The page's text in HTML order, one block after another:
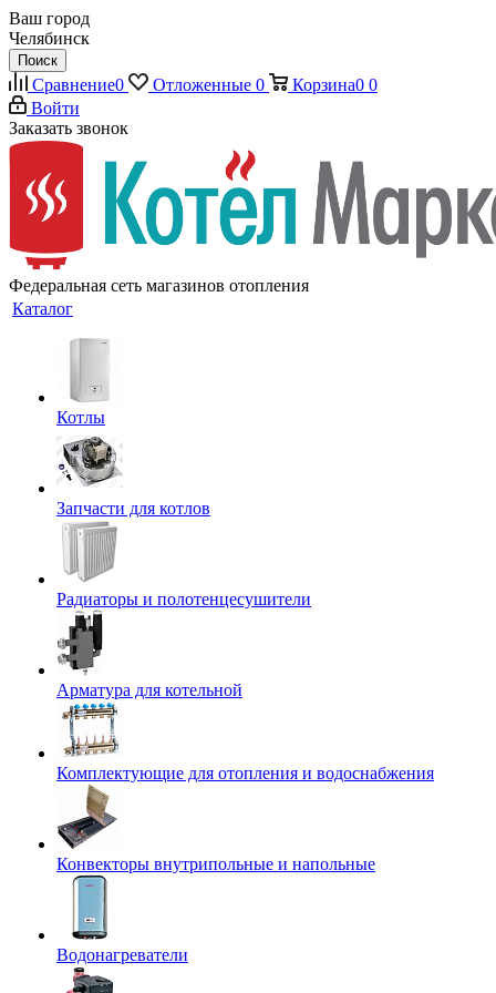
Ваш город
Челябинск
Поиск
Сравнение0 Отложенные 0 Корзина0 0
Войти
Заказать звонок
Федеральная сеть магазинов отопления
Каталог
Котлы
Запчасти для котлов
Радиаторы и полотенцесушители
Арматура для котельной
Комплектующие для отопления и водоснабжения
Конвекторы внутрипольные и напольные
Водонагреватели